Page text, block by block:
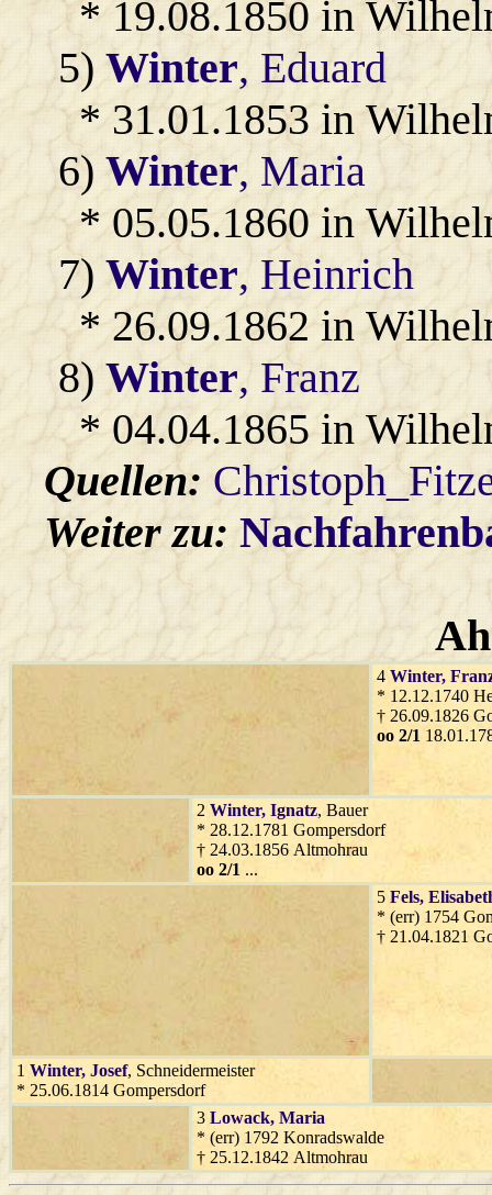
* 19.08.1850 in
5)Winter, Eduard
* 31.01.1853 in
6)Winter, Maria
* 05.05.1860 in
7)Winter, Heinrich
* 26.09.1862 in
8)Winter, Franz
* 04.04.1865 in
Quellen:
Weiter zu:
4 Winter,
* 12.12.1740
† 26.09.1826
oo 2/1
2 Winter, Ignatz, Bauer
* 28.12.1781 Gompersdorf
† 24.03.1856 Altmohrau
oo 2/1 ...
5 Fels,
* (err) 1754
† 21.04.1821
1 Winter, Josef, Schneidermeister
* 25.06.1814 Gompersdorf
3 Lowack, Maria
* (err) 1792 Konradswalde
† 25.12.1842 Altmohrau